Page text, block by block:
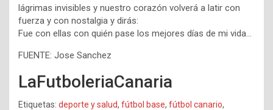
lágrimas invisibles y nuestro corazón volverá a latir con
fuerza y con nostalgia y dirás:
Fue con ellas con quién pase los mejores días de mi vida…
FUENTE: Jose Sanchez
LaFutboleriaCanaria
Etiquetas: deporte y salud, fútbol base, fútbol canario,